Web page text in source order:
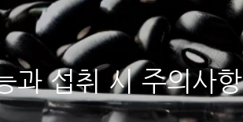
과 섭취 시 주의사항